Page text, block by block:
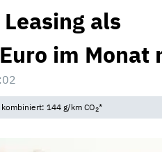
als
im Monat
144 g/km CO2*